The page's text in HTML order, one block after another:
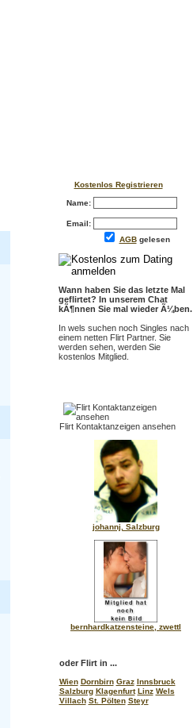
Kostenlos Registrieren
Name:
Email:
AGBgelesen
Wann haben Sie das letzte Mal
geflirtet? In unserem Chat
kÃ¶nnen Sie mal wieder Ã¼ben.
In wels suchen noch Singles nach
einem netten Flirt Partner. Sie
werden sehen, werden Sie
kostenlos Mitglied.
Flirt Kontaktanzeigen ansehen
johannj, Salzburg
bernhardkatzensteine, zwettl
oder Flirt in ...
Wien Dornbirn Graz Innsbruck
Salzburg Klagenfurt Linz Wels
Villach St. Pölten Steyr